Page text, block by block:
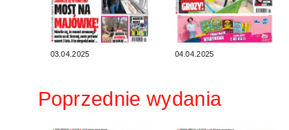
03.04.2025 04.04.2025
Poprzednie wydania